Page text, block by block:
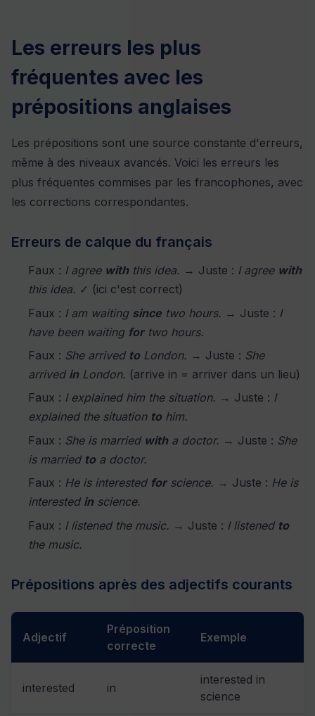
Les erreurs les plus
fréquentes avec les
prépositions anglaises
Les prépositions sont une source constante d'erreurs,
même à des niveaux avancés. Voici les erreurs les
plus fréquentes commises par les francophones, avec
les corrections correspondantes.
Erreurs de calque du français
Faux : I agree withthis idea. → Juste : I agree with
this idea. ✓ (ici c'est correct)
Faux : I am waiting since two hours. → Juste : I
have been waiting fortwo hours.
Faux : She arrived toLondon. → Juste : She
arrived inLondon. (arrive in = arriver dans un lieu)
Faux : I explained him the situation. → Juste : I
explained the situation tohim.
Faux : She is married witha doctor. → Juste : She
is married to a doctor.
Faux : He is interested forscience. → Juste : He is
interested inscience.
Faux : I listened the music. → Juste : I listened to
the music.
Prépositions après des adjectifs courants
Adjectif
Préposition
correcte
Exemple
interested in
interested in
science